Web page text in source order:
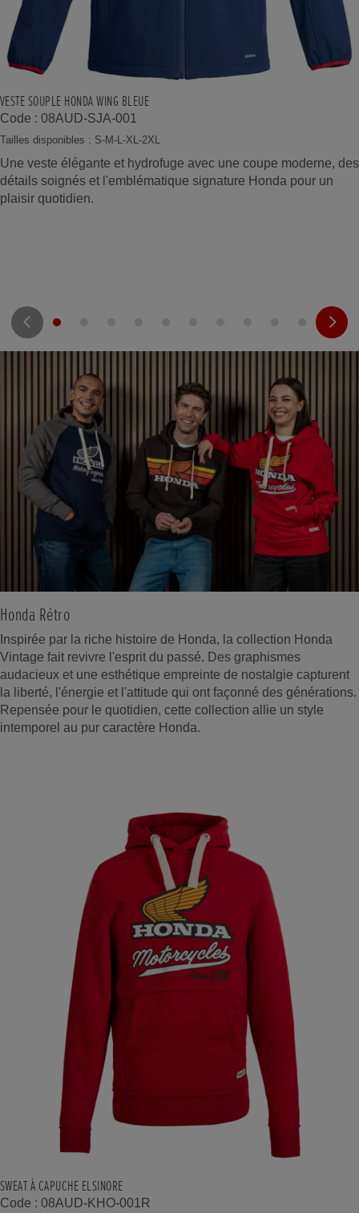
VESTE SOUPLE HONDA WING BLEUE
Code : 08AUD-SJA-001
Tailles disponibles : S-M-L-XL-2XL
Une veste élégante et hydrofuge avec une coupe moderne, des
détails soignés et l'emblématique signature Honda pour un
plaisir quotidien.
Honda Rétro
Inspirée par la riche histoire de Honda, la collection Honda
Vintage fait revivre l'esprit du passé. Des graphismes
audacieux et une esthétique empreinte de nostalgie capturent
la liberté, l'énergie et l'attitude qui ont façonné des générations.
Repensée pour le quotidien, cette collection allie un style
intemporel au pur caractère Honda.
SWEAT À CAPUCHE ELSINORE
Code : 08AUD-KHO-001R